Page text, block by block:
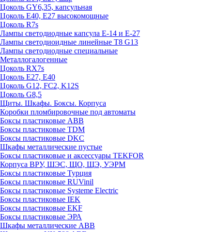
Цоколь GY6,35, капсульная
Цоколь Е40, Е27 высокомощные
Цоколь R7s
Лампы светодиодные капсула Е-14 и Е-27
Лампы светодиоидные линейные T8 G13
Лампы светодиодные специальные
Металлогалогенные
Цоколь RX7s
Цоколь Е27, E40
Цоколь G12, FC2, K12S
Цоколь G8,5
Щиты. Шкафы. Боксы. Корпуса
Коробки пломбировочные под автоматы
Боксы пластиковые ABB
Боксы пластиковые TDM
Боксы пластиковые DKC
Шкафы металлические пустые
Боксы пластиковые и аксессуары TEKFOR
Корпуса ВРУ, ШЭС, ЩО, ЩЭ, УЭРМ
Боксы пластиковые Турция
Боксы пластиковые RUVinil
Боксы пластиковые Systeme Electric
Боксы пластиковые IEK
Боксы пластиковые EKF
Боксы пластиковые ЭРА
Шкафы металлические ABB